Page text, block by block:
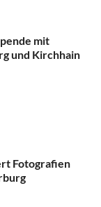
mit
und Kirchhain
Fotografien